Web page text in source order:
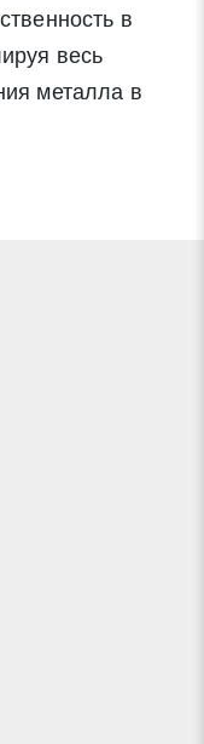
в
весь
металла в
Вы даете согласие
2006 г. N 152-ФЗ
на